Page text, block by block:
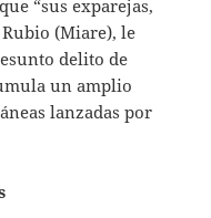
“sus exparejas,
(Miare), le
delito de
un amplio
lanzadas por